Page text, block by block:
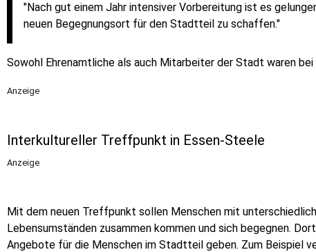
"Nach gut einem Jahr intensiver Vorbereitung ist es
neuen Begegnungsort für den Stadtteil zu schaffen."
Sowohl Ehrenamtliche als auch Mitarbeiter der Stadt waren bei
Anzeige
Interkultureller Treffpunkt in Essen-Steele
Anzeige
Mit dem neuen Treffpunkt sollen Menschen mit
Lebensumständen zusammen kommen und sich begegnen.
Angebote für die Menschen im Stadtteil geben. Zum Beispiel